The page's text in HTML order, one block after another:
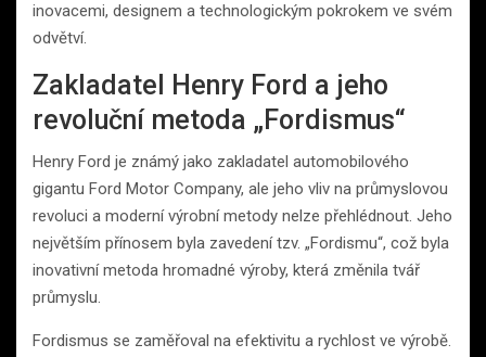
inovacemi, designem a technologickým pokrokem ve svém
odvětví.
Zakladatel Henry Ford a jeho
revoluční metoda „Fordismus“
Henry Ford je známý jako zakladatel automobilového
gigantu Ford Motor Company, ale jeho vliv na průmyslovou
revoluci a moderní výrobní metody nelze přehlédnout. Jeho
největším přínosem byla zavedení tzv. „Fordismu“, což byla
inovativní metoda hromadné výroby, která změnila tvář
průmyslu.
Fordismus se zaměřoval na efektivitu a rychlost ve výrobě.